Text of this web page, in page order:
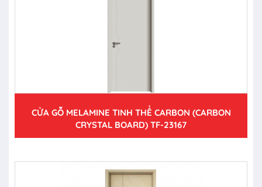
CỬA GỖ MELAMINE TINH THỂ CARBON (CARBON
CRYSTAL BOARD) TF-23167